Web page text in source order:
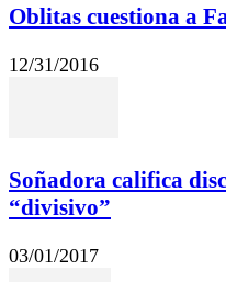
Oblitas cuestiona a
12/31/2016
Soñadora califica
“divisivo”
03/01/2017